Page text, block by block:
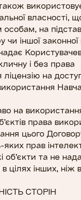
власності,
на підставі
чи іншої
і без права
ліцензію на
на
права
цього
прав
об’єкти та не
цілях інших, ніж
СТОРІН